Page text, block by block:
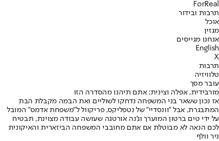
ForReal
תרבות ובידור
אוכל
מגזין
אנחנו מגייסים
English
X
תרבות
טלוויזיה
עובר מסך
מורבידית, אפלה וצינית: אתם תיהנו מהסדרה הזו
אז נכון ששאר בני המשפחה נדחקו לשוליים ואת הבמה מקבלת הבת
המתבגרת, אבל "וונסדיי" של נטפליקס, פריקוול ל"משפחת אדמס" המובל
על ידי טים ברטון המוערך וג'נה אורטגה שעושה עבודה מצוינת, תבטיח
לכם הנאה לא מבוטלת אם אתם מחובבי המשפחה הביזארית והאיקונית
ניר וולף